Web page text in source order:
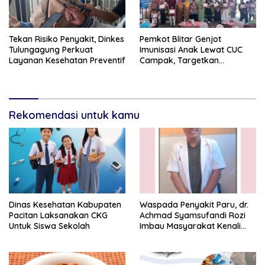
Tekan Risiko Penyakit, Dinkes
Tulungagung Perkuat
Layanan Kesehatan Preventif
Pemkot Blitar Genjot
Imunisasi Anak Lewat CUC
Campak, Targetkan
Rekomendasi untuk kamu
Dinas Kesehatan Kabupaten
Pacitan Laksanakan CKG
Untuk Siswa Sekolah
Waspada Penyakit Paru, dr.
Achmad Syamsufandi Rozi
Imbau Masyarakat Kenali